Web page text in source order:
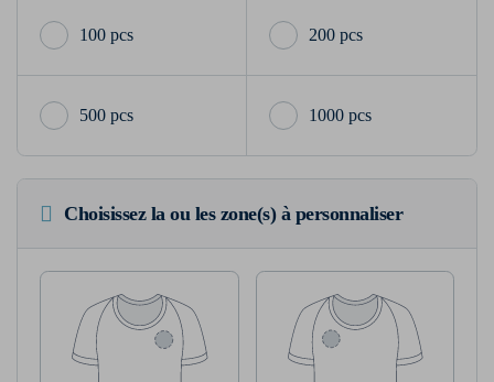
100 pcs 200 pcs
500 pcs 1000 pcs
Choisissez la ou les zone(s) à personnaliser